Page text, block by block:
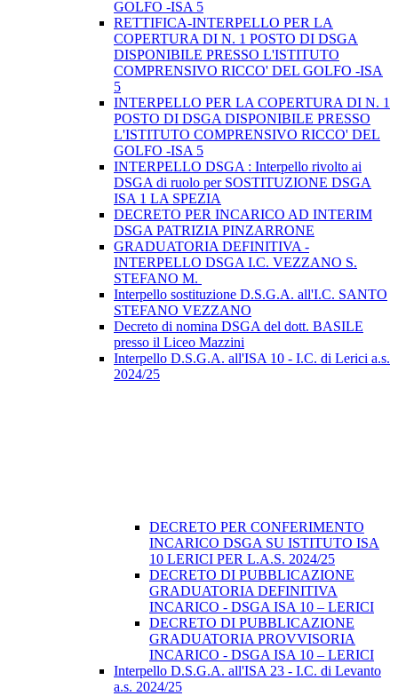
GOLFO -ISA 5
RETTIFICA-INTERPELLO PER LA
COPERTURA DI N. 1 POSTO DI DSGA
DISPONIBILE PRESSO L'ISTITUTO
COMPRENSIVO RICCO' DEL GOLFO -ISA
5
INTERPELLO PER LA COPERTURA DI N. 1
POSTO DI DSGA DISPONIBILE PRESSO
L'ISTITUTO COMPRENSIVO RICCO' DEL
GOLFO -ISA 5
INTERPELLO DSGA : Interpello rivolto ai
DSGA di ruolo per SOSTITUZIONE DSGA
ISA 1 LA SPEZIA
DECRETO PER INCARICO AD INTERIM
DSGA PATRIZIA PINZARRONE
GRADUATORIA DEFINITIVA -
INTERPELLO DSGA I.C. VEZZANO S.
STEFANO M.
Interpello sostituzione D.S.G.A. all'I.C. SANTO
STEFANO VEZZANO
Decreto di nomina DSGA del dott. BASILE
presso il Liceo Mazzini
Interpello D.S.G.A. all'ISA 10 - I.C. di Lerici a.s.
2024/25
DECRETO PER CONFERIMENTO
INCARICO DSGA SU ISTITUTO ISA
10 LERICI PER L.A.S. 2024/25
DECRETO DI PUBBLICAZIONE
GRADUATORIA DEFINITIVA
INCARICO - DSGA ISA 10 – LERICI
DECRETO DI PUBBLICAZIONE
GRADUATORIA PROVVISORIA
INCARICO - DSGA ISA 10 – LERICI
Interpello D.S.G.A. all'ISA 23 - I.C. di Levanto
a.s. 2024/25